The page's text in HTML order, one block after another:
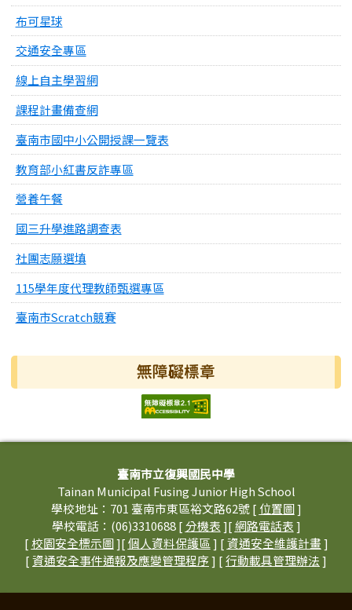
布可星球
交通安全專區
線上自主學習網
課程計畫備查網
臺南市國中小公開授課一覽表
教育部小紅書反詐專區
營養午餐
國三升學進路調查表
社團志願選填
115學年度代理教師甄選專區
臺南市Scratch競賽
無障礙標章
頁尾區域內容臺南市立復興國民中學
Tainan Municipal Fusing Junior High School
學校地址：701 臺南市東區裕文路62號 [ 位置圖]
學校電話：(06)3310688 [分機表][網路電話表]
[校園安全標示圖][個人資料保護區] [資通安全維護計畫]
[資通安全事件通報及應變管理程序] [行動載具管理辦法]